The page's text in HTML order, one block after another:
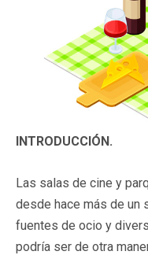
INTRODUCCIÓN.
Las salas de cine y
desde hace más de un
fuentes de ocio y
podría ser de otra